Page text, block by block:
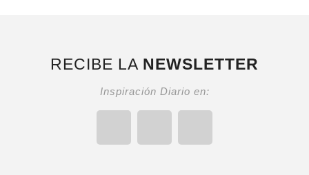
RECIBE LA NEWSLETTER
Inspiración Diario en: